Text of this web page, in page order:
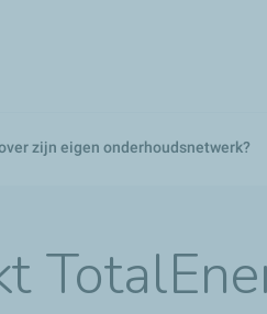
zijn eigen onderhoudsnetwerk?